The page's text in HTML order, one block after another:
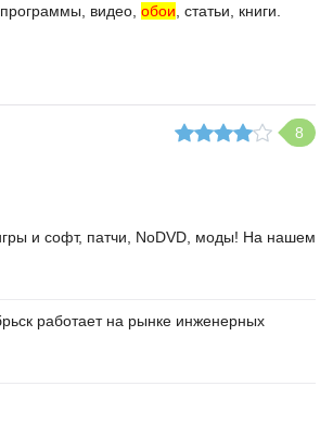
видео, обои , статьи, книги.
8
и софт, патчи, NoDVD, моды! На нашем
работает на рынке инженерных